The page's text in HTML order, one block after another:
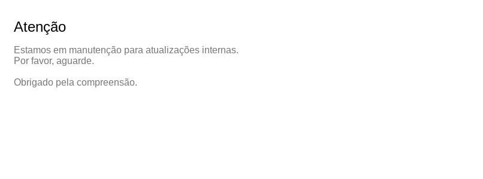
Atenção
Estamos em manutenção para atualizações internas.
Por favor, aguarde.
Obrigado pela compreensão.